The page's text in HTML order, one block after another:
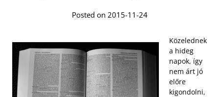
Posted on 2015-11-24
Közelednek
a hideg
napok, így
nem árt jó
előre
kigondolni,